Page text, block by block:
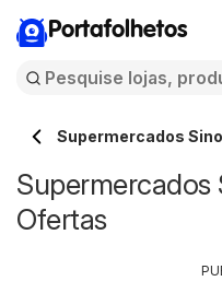
Portafolhetos
Supermercados
Supermercados
Ofertas